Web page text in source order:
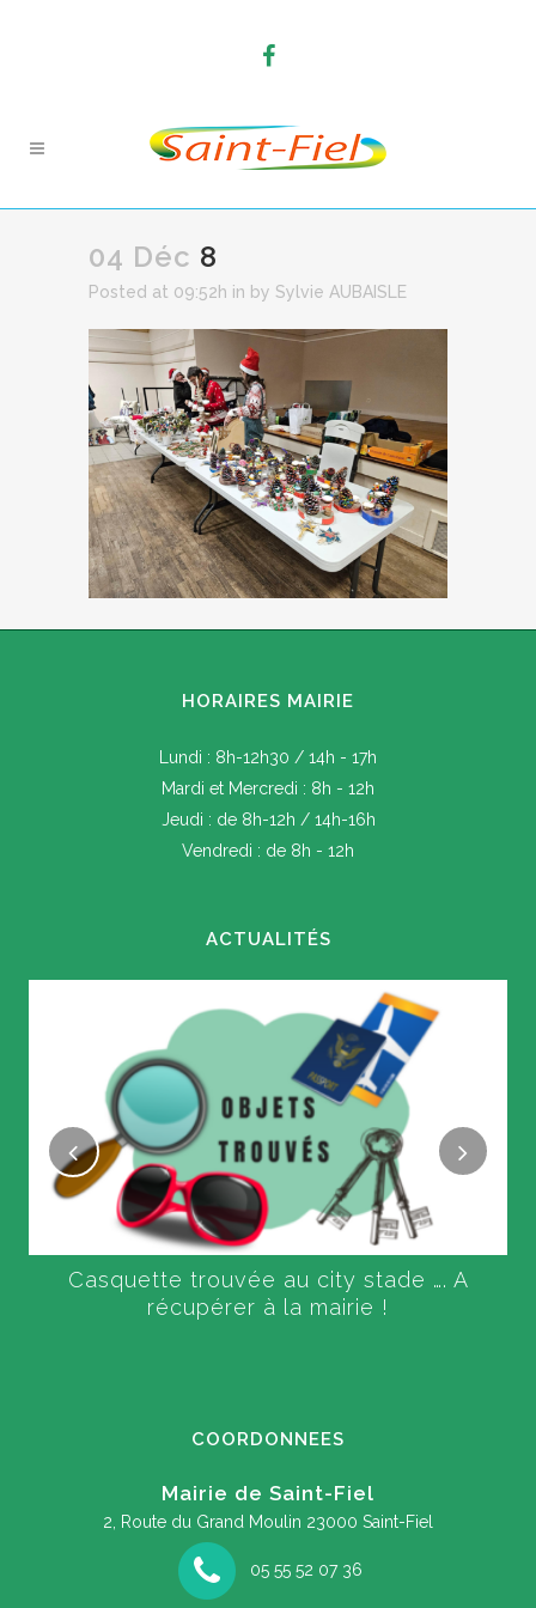
04 Déc 8
Posted at 09:52h in by Sylvie AUBAISLE
HORAIRES MAIRIE
Lundi : 8h-12h30 / 14h - 17h
Mardi et Mercredi : 8h - 12h
Jeudi : de 8h-12h / 14h-16h
Vendredi : de 8h - 12h
ACTUALITÉS
Casquette trouvée au city stade …. A
récupérer à la mairie !
COORDONNEES
Mairie de Saint-Fiel
2, Route du Grand Moulin 23000 Saint-Fiel
05 55 52 07 36